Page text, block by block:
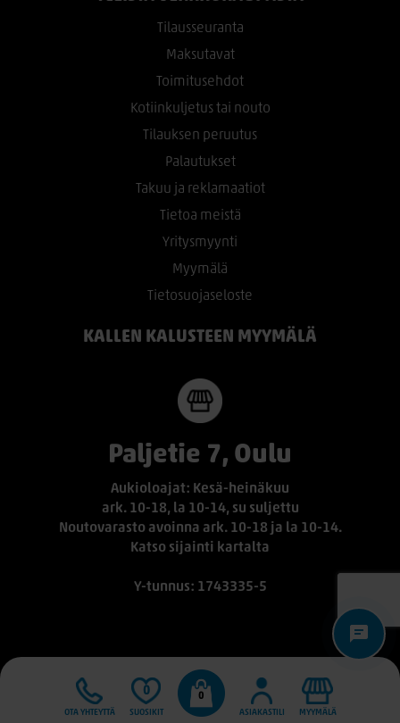
Tilausseuranta
Maksutavat
Toimitusehdot
Kotiinkuljetus tai nouto
Tilauksen peruutus
Palautukset
Takuu ja reklamaatiot
Tietoa meistä
Yritysmyynti
Myymälä
Tietosuojaseloste
KALLEN KALUSTEEN MYYMÄLÄ
Paljetie 7, Oulu
Aukioloajat: Kesä-heinäkuu
ark. 10-18, la 10-14, su suljettu
Noutovarasto avoinna ark. 10-18 ja la 10-14.
Katso sijainti kartalta
Y-tunnus: 1743335-5
OTA YHTEYTTÄ
0
SUOSIKIT
0
ASIAKASTILI
MYYMÄLÄ